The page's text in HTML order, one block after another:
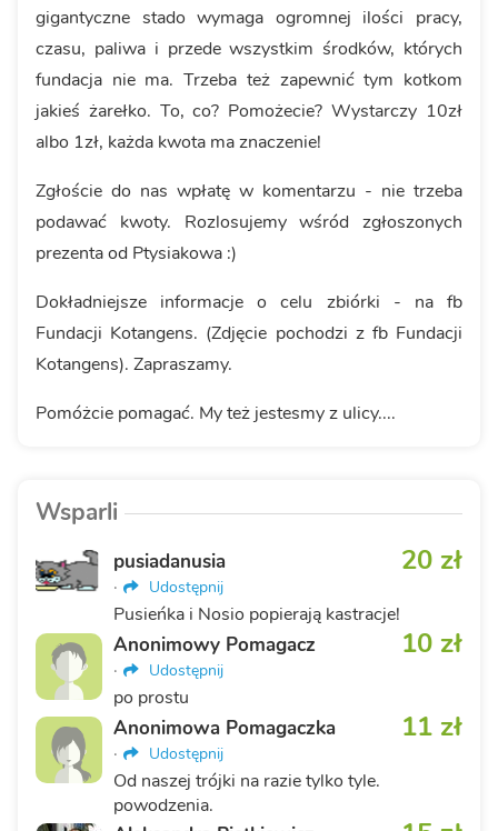
gigantyczne stado wymaga ogromnej ilości pracy,
czasu, paliwa i przede wszystkim środków, których
fundacja nie ma. Trzeba też zapewnić tym kotkom
jakieś żarełko. To, co? Pomożecie? Wystarczy 10zł
albo 1zł, każda kwota ma znaczenie!
Zgłoście do nas wpłatę w komentarzu - nie trzeba
podawać kwoty. Rozlosujemy wśród zgłoszonych
prezenta od Ptysiakowa :)
Dokładniejsze informacje o celu zbiórki - na fb
Fundacji Kotangens. (Zdjęcie pochodzi z fb Fundacji
Kotangens). Zapraszamy.
Pomóżcie pomagać. My też jestesmy z ulicy....
Wsparli
20 zł
pusiadanusia
· Udostępnij
Pusieńka i Nosio popierają kastracje!
10 zł
Anonimowy Pomagacz
· Udostępnij
po prostu
11 zł
Anonimowa Pomagaczka
· Udostępnij
Od naszej trójki na razie tylko tyle.
powodzenia.